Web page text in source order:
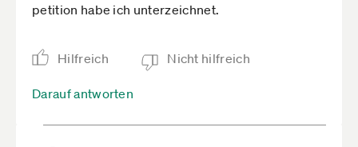
petition habe ich unterzeichnet.
Hilfreich Nicht hilfreich
Darauf antworten